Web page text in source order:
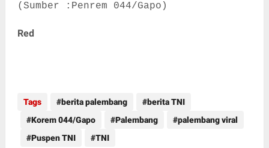
(Sumber :Penrem 044/Gapo)
Red
Tags berita palembang
berita TNI
Korem 044/Gapo
Palembang
palembang viral
Puspen TNI
TNI